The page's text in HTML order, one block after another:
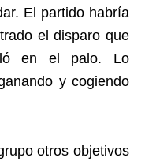
El partido habría
el disparo que
en el palo. Lo
y cogiendo
otros objetivos